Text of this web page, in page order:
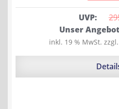
UVP:
Preis
war:
Unser
inkl. 19 % MwSt. zzgl.